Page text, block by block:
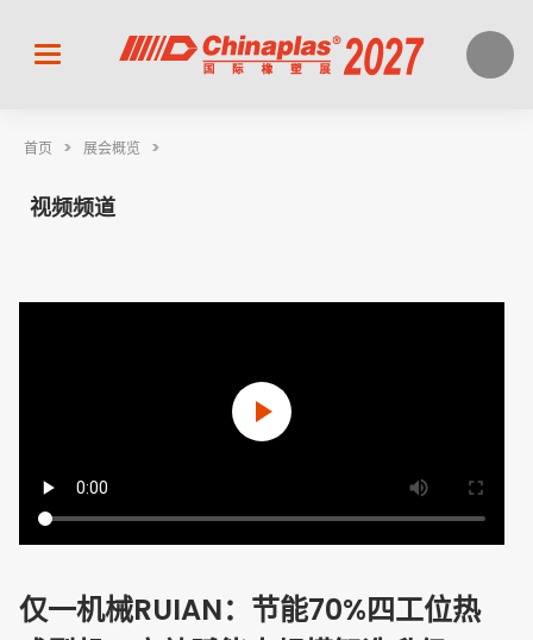
首页 > 展会概览 >
视频频道
仅一机械RUIAN：节能70%四工位热